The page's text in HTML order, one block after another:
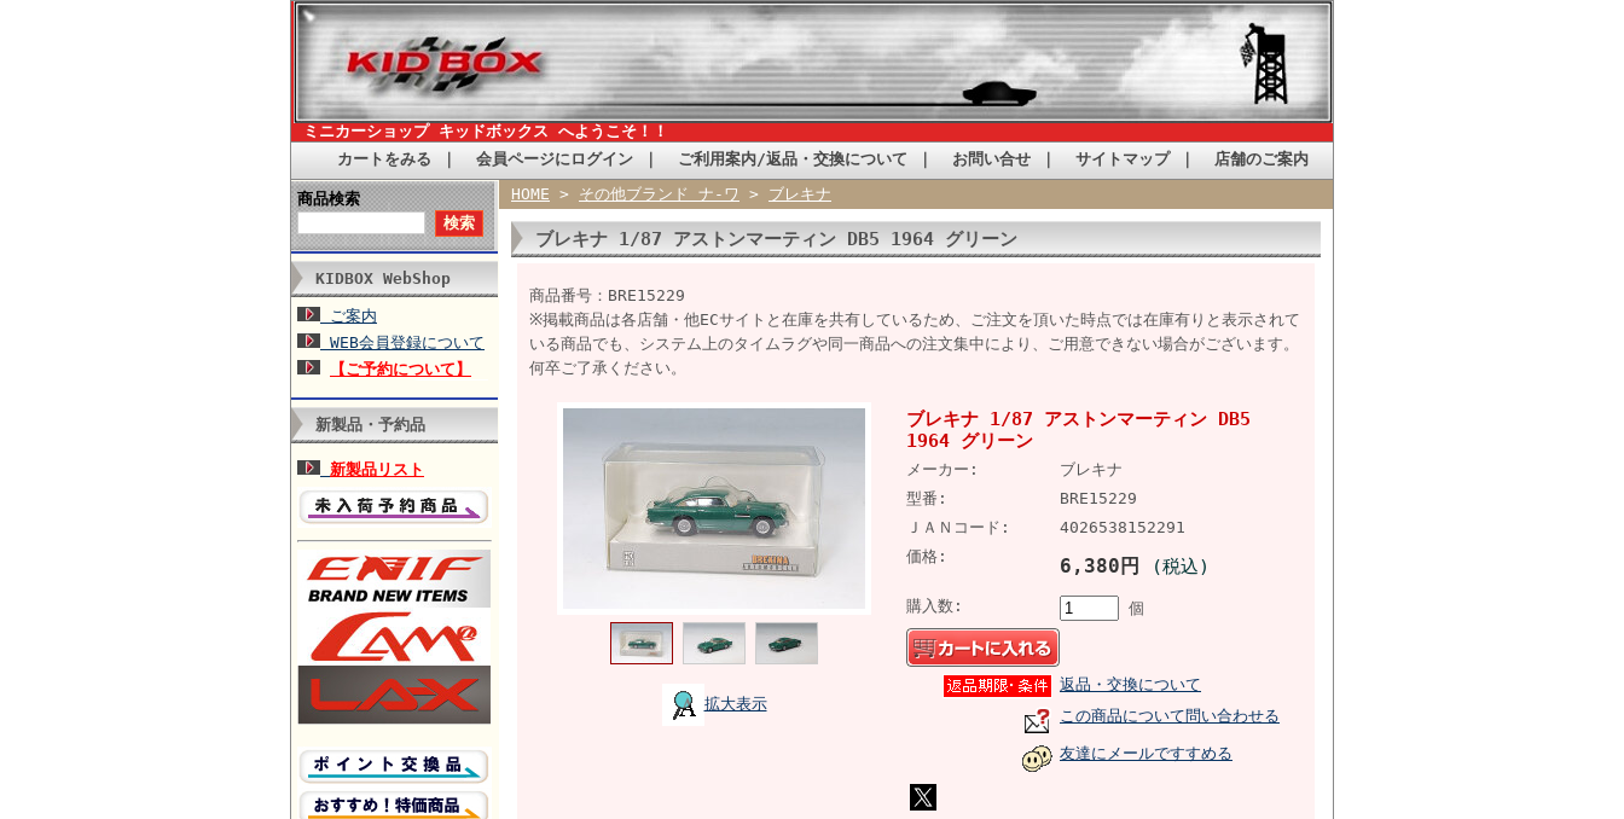
ミニカーショップ キッドボックス へようこそ！！
カートをみる
会員ページにログイン ご利用案内/返品・交換について お問い合せ サイトマップ｜ 店舗のご案内
商品検索
KIDBOX WebShop
ご案内
WEB会員登録について
【ご予約について】
新製品・予約品
新製品リスト
HOME > その他ブランド ナ-ワ > ブレキナ
ブレキナ 1/87 アストンマーティン DB5 1964 グリーン
商品番号：BRE15229
※掲載商品は各店舗・他ECサイトと在庫を共有しているため、ご注文を頂いた時点では在庫有りと表示されて
いる商品でも、システム上のタイムラグや同一商品への注文集中により、ご用意できない場合がございます。
何卒ご了承ください。
拡大表示
ブレキナ 1/87 アストンマーティン DB5
1964 グリーン
メーカー:
ブレキナ
型番:
BRE15229
ＪＡＮコード:
4026538152291
価格:
6,380円 (税込)
購入数: 個
返品・交換について
この商品について問い合わせる
友達にメールですすめる